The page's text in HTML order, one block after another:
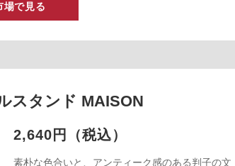
場で見る
スタンド MAISON
2,640円（税込）
素朴な色合いと、アンティーク感のある判子の文